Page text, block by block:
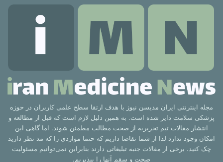
مجله اینترنتی ایران مدیسن نیوز با هدف ارتقا سطح علمی کاربران در حوزه
پزشکی سلامت دایر شده است. به همین دلیل لازم است که قبل از مطالعه و
انتشار مقالات تیم تحریریه از صحت مطالب مطمئن شوند. اما گاهی این
امکان وجود ندارد لذا از شما تقاضا داریم که حتما مواردی را که مد نظر دارید
چک کنید. برخی از مقالات جنبه تبلیغاتی دارند بنابراین نمی‌توانیم مسئولیت
صحت و سقم آنها را بپذیریم.